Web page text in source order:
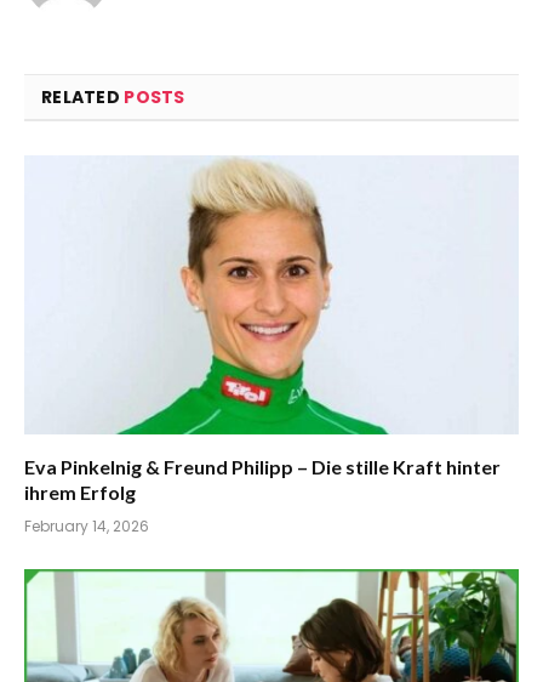
RELATED POSTS
Eva Pinkelnig & Freund Philipp – Die stille Kraft hinter
ihrem Erfolg
February 14, 2026